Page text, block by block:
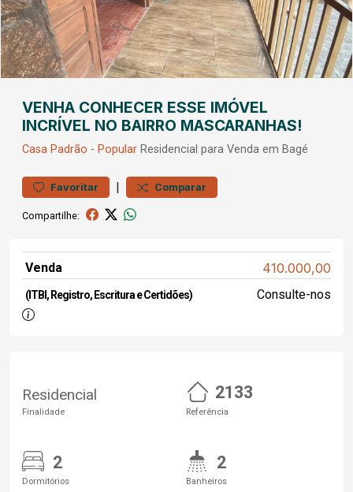
VENHA CONHECER ESSE IMÓVEL
INCRÍVEL NO BAIRRO MASCARANHAS!
Casa Padrão - Popular Residencial para Venda em Bagé
Favoritar | Comparar
Compartilhe:
Venda 410.000,00
(ITBI, Registro, Escritura e Certidões) Consulte-nos
Residencial
Finalidade
2133
Referência
2
Dormitórios
2
Banheiros